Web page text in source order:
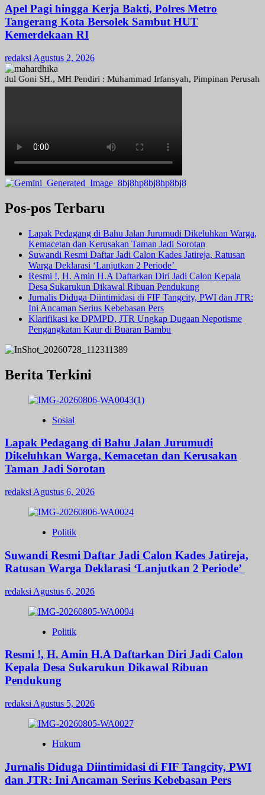
Apel Pagi hingga Kerja Bakti, Polres Metro
Tangerang Kota Bersolek Sambut HUT
Kemerdekaan RI
redaksi Agustus 2, 2026
Goni SH., MH Pendiri : Muhammad Irfansyah, Pimpinan
Pos-pos Terbaru
Lapak Pedagang di Bahu Jalan Jurumudi Dikeluhkan Warga,
Kemacetan dan Kerusakan Taman Jadi Sorotan
Suwandi Resmi Daftar Jadi Calon Kades Jatireja, Ratusan
Warga Deklarasi ‘Lanjutkan 2 Periode’
Resmi !, H. Amin H.A Daftarkan Diri Jadi Calon Kepala
Desa Sukarukun Dikawal Ribuan Pendukung
Jurnalis Diduga Diintimidasi di FIF Tangcity, PWI dan JTR:
Ini Ancaman Serius Kebebasan Pers
Klarifikasi ke DPMPD, JTR Ungkap Dugaan Nepotisme
Pengangkatan Kaur di Buaran Bambu
Berita Terkini
Sosial
Lapak Pedagang di Bahu Jalan Jurumudi
Dikeluhkan Warga, Kemacetan dan Kerusakan
Taman Jadi Sorotan
redaksi Agustus 6, 2026
Politik
Suwandi Resmi Daftar Jadi Calon Kades Jatireja,
Ratusan Warga Deklarasi ‘Lanjutkan 2 Periode’
redaksi Agustus 6, 2026
Politik
Resmi !, H. Amin H.A Daftarkan Diri Jadi Calon
Kepala Desa Sukarukun Dikawal Ribuan
Pendukung
redaksi Agustus 5, 2026
Hukum
Jurnalis Diduga Diintimidasi di FIF Tangcity, PWI
dan JTR: Ini Ancaman Serius Kebebasan Pers